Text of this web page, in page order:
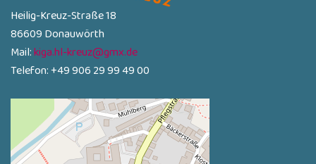
Heilig-Kreuz-Straße 18
86609 Donauwörth
Mail:kiga.hl-kreuz@gmx.de
Telefon: +49 906 29 99 49 00